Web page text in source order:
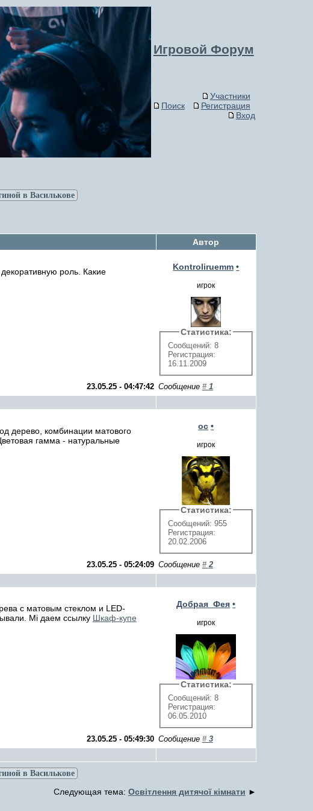
Игровой Форум
Поиск
Участники
Регистрация
Вход
в Василькове
Автор
роль. Какие
Kontroliruemm •
игрок
Статистика:
Сообщений: 8
Регистрация:
16.11.2009
23.05.25 - 04:47:42 Сообщение # 1
дерево, комбинации матового
гамма - натуральные
ос •
игрок
Статистика:
Сообщений: 955
Регистрация:
20.02.2006
23.05.25 - 05:24:09 Сообщение # 2
с матовым стеклом и LED-
Мі даем ссылку Шкаф-купе
Добрая_Фея •
игрок
Статистика:
Сообщений: 8
Регистрация:
06.05.2010
23.05.25 - 05:49:30 Сообщение # 3
в Василькове
Следующая тема: Освітлення дитячої кімнати ►